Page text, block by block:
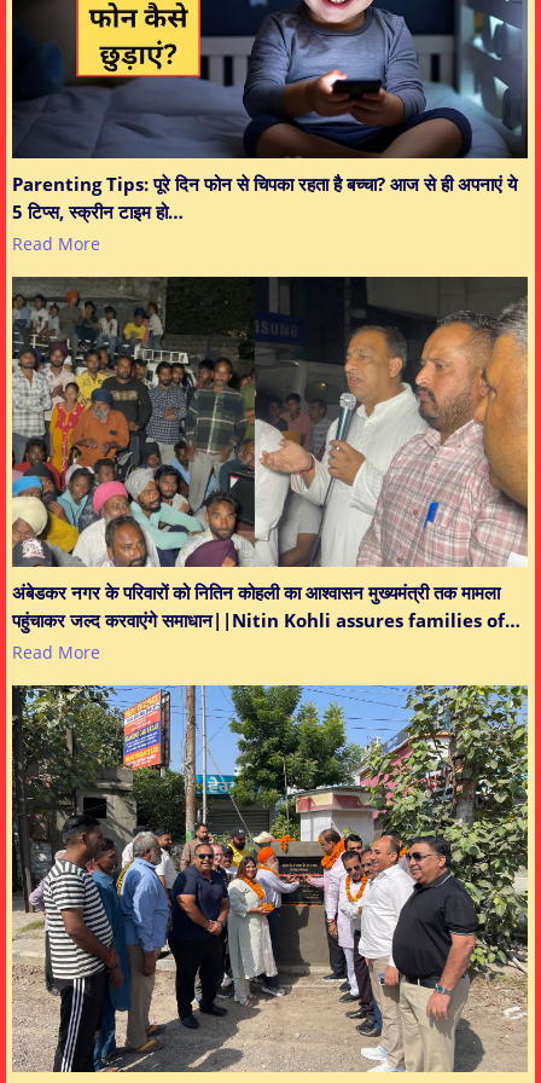
Parenting Tips: पूरे दिन फोन से चिपका रहता है बच्चा? आज से ही अपनाएं ये
5 टिप्स, स्क्रीन टाइम हो…
Read More
अंबेडकर नगर के परिवारों को नितिन कोहली का आश्वासन मुख्यमंत्री तक मामला
पहुंचाकर जल्द करवाएंगे समाधान||Nitin Kohli assures families of…
Read More